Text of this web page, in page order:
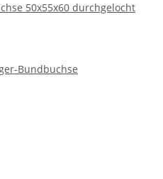
50x55x60 durchgelocht